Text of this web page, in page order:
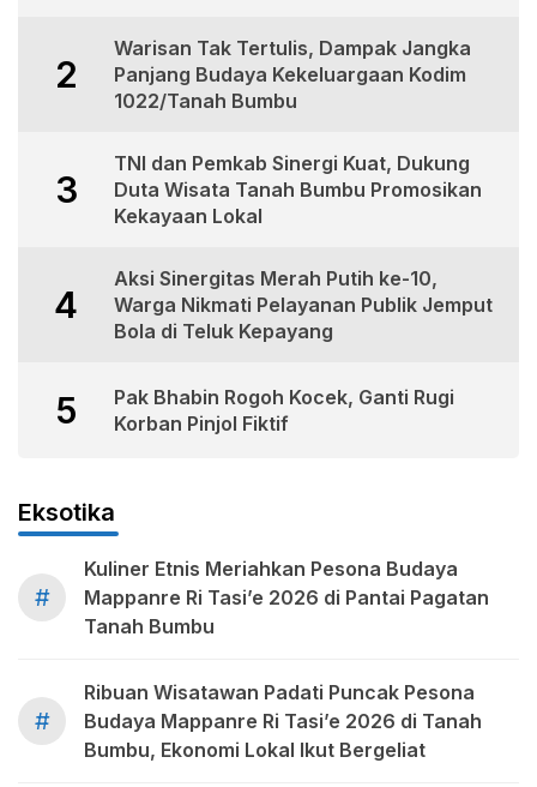
2
Warisan Tak Tertulis, Dampak Jangka
Panjang Budaya Kekeluargaan Kodim
1022/Tanah Bumbu
3
TNI dan Pemkab Sinergi Kuat, Dukung
Duta Wisata Tanah Bumbu Promosikan
Kekayaan Lokal
4
Aksi Sinergitas Merah Putih ke-10,
Warga Nikmati Pelayanan Publik Jemput
Bola di Teluk Kepayang
5
Pak Bhabin Rogoh Kocek, Ganti Rugi
Korban Pinjol Fiktif
Eksotika
#
Kuliner Etnis Meriahkan Pesona Budaya
Mappanre Ri Tasi’e 2026 di Pantai Pagatan
Tanah Bumbu
#
Ribuan Wisatawan Padati Puncak Pesona
Budaya Mappanre Ri Tasi’e 2026 di Tanah
Bumbu, Ekonomi Lokal Ikut Bergeliat